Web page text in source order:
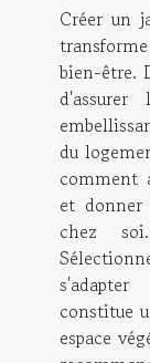
Créer un
bien-être.
du
comment
et
chez
constitue
espace